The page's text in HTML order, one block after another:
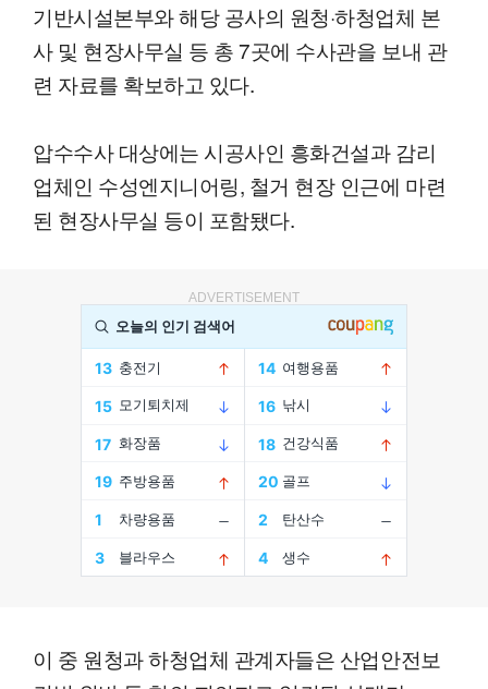
기반시설본부와 해당 공사의 원청·하청업체 본
사 및 현장사무실 등 총 7곳에 수사관을 보내 관
련 자료를 확보하고 있다.
압수수사 대상에는 시공사인 흥화건설과 감리
업체인 수성엔지니어링, 철거 현장 인근에 마련
된 현장사무실 등이 포함됐다.
ADVERTISEMENT
이 중 원청과 하청업체 관계자들은 산업안전보